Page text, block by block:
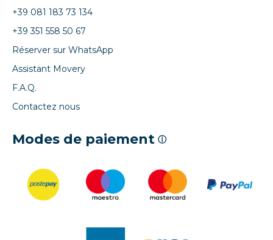
+39 081 183 73 134
+39 351 558 50 67
Réserver sur WhatsApp
Assistant Movery
F.A.Q.
Contactez nous
Modes de paiement ⓘ